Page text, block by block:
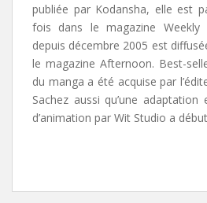
publiée par Kodansha, elle est
fois dans le magazine Weekly
depuis décembre 2005 est
le magazine Afternoon. Best-
du manga a été acquise par
Sachez aussi qu’une
d’animation par Wit Studio a